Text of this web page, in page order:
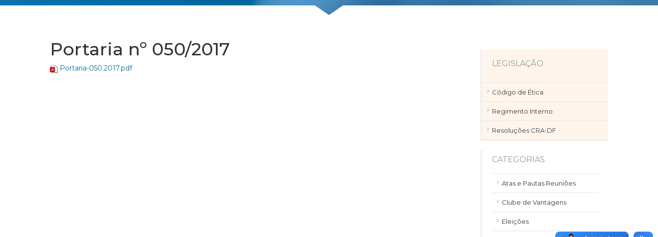
Portaria nº 050/2017
Portaria-050.2017.pdf LEGISLAÇÃO
Código de Ética
Regimento Interno
Resoluções CRA-DF
CATEGORIAS
Atas e Pautas Reuniões
Clube de Vantagens
Eleições